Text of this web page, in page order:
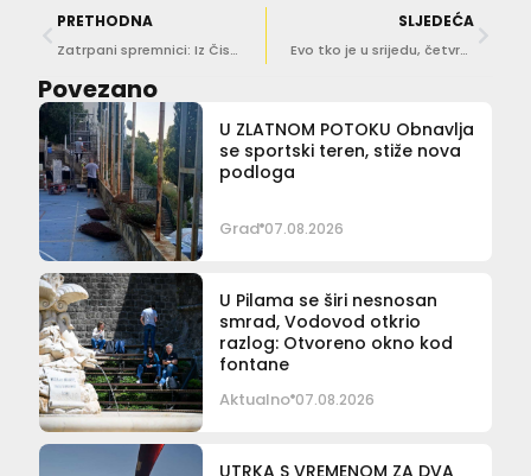
PRETHODNA
Zatrpani spremnici: Iz Čistoće podsjećaju da se nedjeljom ne odvozi papir ni karton
SLJEDEĆA
Evo tko je u srijedu, četvrtak bez struje
Povezano
U ZLATNOM POTOKU Obnavlja
se sportski teren, stiže nova
podloga
Grad 07.08.2026
U Pilama se širi nesnosan
smrad, Vodovod otkrio
razlog: Otvoreno okno kod
fontane
Aktualno 07.08.2026
UTRKA S VREMENOM ZA DVA